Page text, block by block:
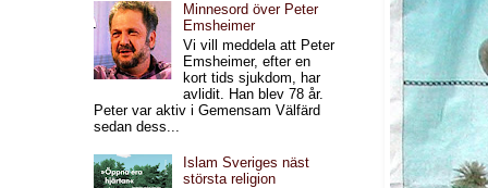
Minnesord över Peter
Emsheimer
Vi vill meddela att Peter
Emsheimer, efter en
kort tids sjukdom, har
avlidit. Han blev 78 år.
Peter var aktiv i Gemensam Välfärd
sedan dess...
Islam Sveriges näst
största religion